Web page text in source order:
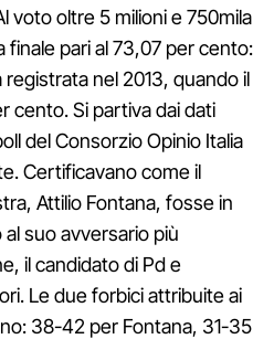
voto oltre 5 milioni e 750mila
pari al 73,07 per cento:
nel 2013, quando il
cento. Si partiva dai dati
del Consorzio Opinio Italia
Certificavano come il
Attilio Fontana, fosse in
suo avversario più
il candidato di Pd e
Le due forbici attribuite ai
38-42 per Fontana, 31-35